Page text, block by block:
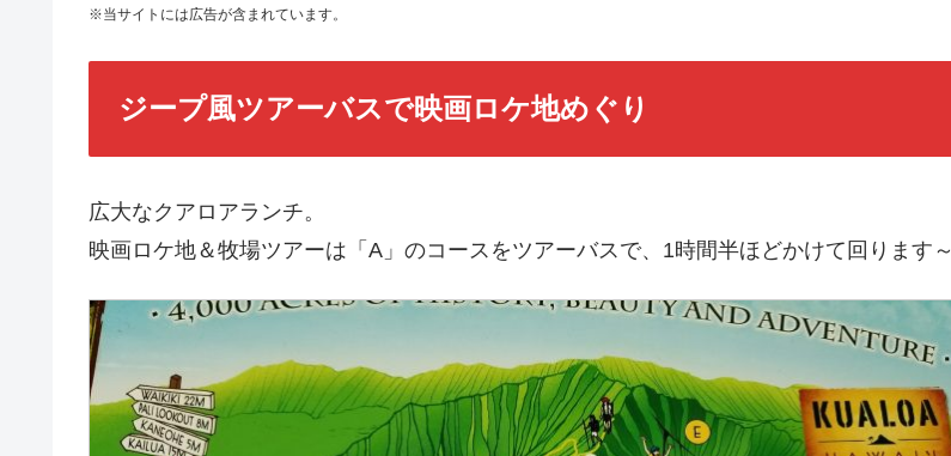
※当サイトには広告が含まれています。
ジープ風ツアーバスで映画ロケ地めぐり
広大なクアロアランチ。
映画ロケ地＆牧場ツアーは「A」のコースをツアーバスで、1時間半ほどかけて回ります～